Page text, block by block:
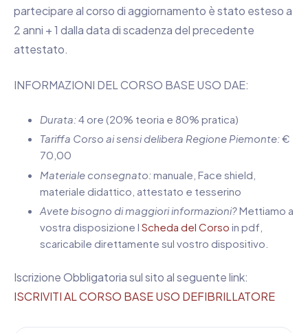
partecipare al corso di aggiornamento è stato esteso a
2 anni + 1 dalla data di scadenza del precedente
attestato.
INFORMAZIONI DEL CORSO BASE USO DAE:
Durata:4 ore (20% teoria e 80% pratica)
Tariffa Corso ai sensi delibera Regione Piemonte:€
70,00
Materiale consegnato:manuale, Face shield,
materiale didattico, attestato e tesserino
Avete bisogno di maggiori informazioni?Mettiamo a
vostra disposizione l Scheda del Corso in pdf,
scaricabile direttamente sul vostro dispositivo.
Iscrizione Obbligatoria sul sito al seguente link:
ISCRIVITI AL CORSO BASE USO DEFIBRILLATORE